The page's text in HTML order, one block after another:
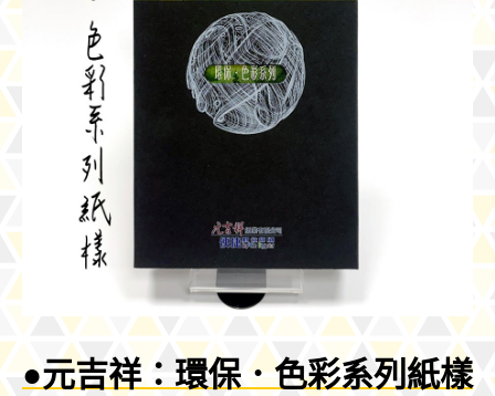
●元吉祥：環保．色彩系列紙樣